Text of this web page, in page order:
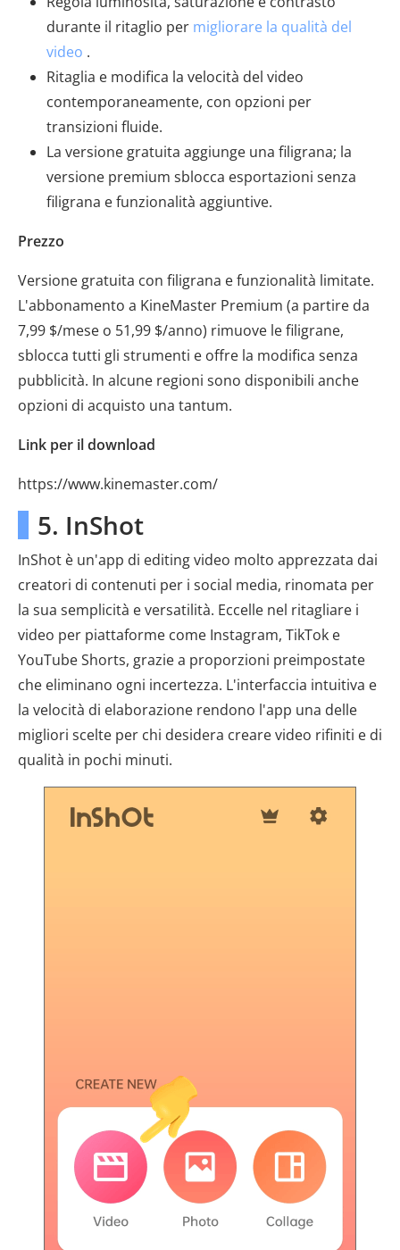
durante il ritaglio per migliorare la qualità del
video .
Ritaglia e modifica la velocità del video
contemporaneamente, con opzioni per
transizioni fluide.
La versione gratuita aggiunge una filigrana; la
versione premium sblocca esportazioni senza
filigrana e funzionalità aggiuntive.
Prezzo
Versione gratuita con filigrana e funzionalità limitate.
L'abbonamento a KineMaster Premium (a partire da
7,99 $/mese o 51,99 $/anno) rimuove le filigrane,
sblocca tutti gli strumenti e offre la modifica senza
pubblicità. In alcune regioni sono disponibili anche
opzioni di acquisto una tantum.
Link per il download
https://www.kinemaster.com/
5. InShot
InShot è un'app di editing video molto apprezzata dai
creatori di contenuti per i social media, rinomata per
la sua semplicità e versatilità. Eccelle nel ritagliare i
video per piattaforme come Instagram, TikTok e
YouTube Shorts, grazie a proporzioni preimpostate
che eliminano ogni incertezza. L'interfaccia intuitiva e
la velocità di elaborazione rendono l'app una delle
migliori scelte per chi desidera creare video rifiniti e di
qualità in pochi minuti.